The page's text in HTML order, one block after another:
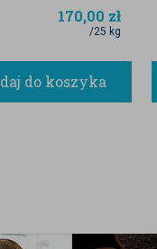
(klasyczne
dressing do
serami.
do grzanek typu
170,00 zł
/25 kg
do koszyka